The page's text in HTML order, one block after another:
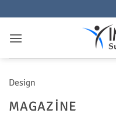
atla
Design
MAGAZINE